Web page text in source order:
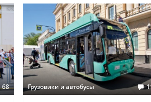
68 Грузовики и автобусы